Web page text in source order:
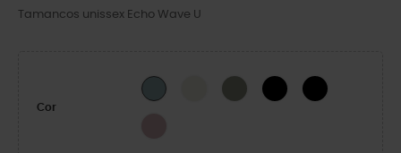
Tamancos unissex Echo Wave U
Cor
Pond ElephantBlack SandBLACK/BLACK